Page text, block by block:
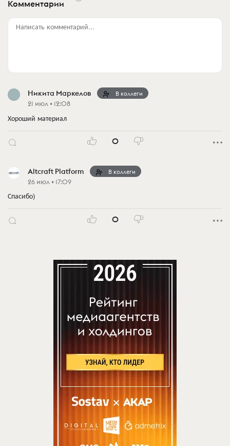
Комментарии
Написать комментарий...
Никита Маркелов В коллеги
21 июл • 12:08
Хороший материал
0
Altcraft Platform В коллеги
26 июл • 17:09
Спасибо)
0